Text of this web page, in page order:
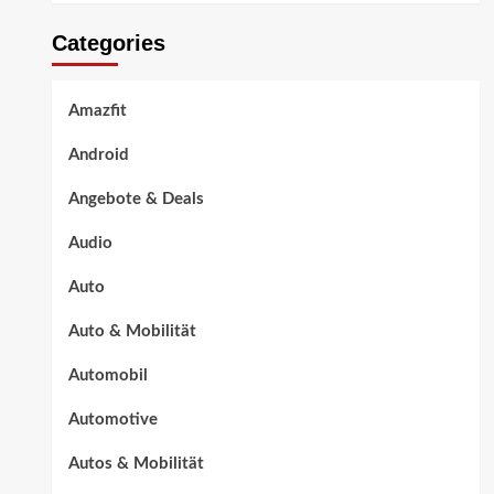
Categories
Amazfit
Android
Angebote & Deals
Audio
Auto
Auto & Mobilität
Automobil
Automotive
Autos & Mobilität